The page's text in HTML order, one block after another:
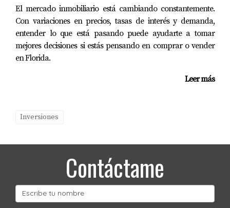
El mercado inmobiliario está cambiando constantemente.
Con variaciones en precios, tasas de interés y demanda,
entender lo que está pasando puede ayudarte a tomar
mejores decisiones si estás pensando en comprar o vender
en Florida.
Leer más
Inversiones
Contáctame